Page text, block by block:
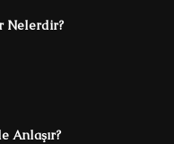
Nelerdir?
Anlaşır?